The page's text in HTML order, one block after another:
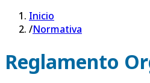
Inicio
/Normativa
Reglamento